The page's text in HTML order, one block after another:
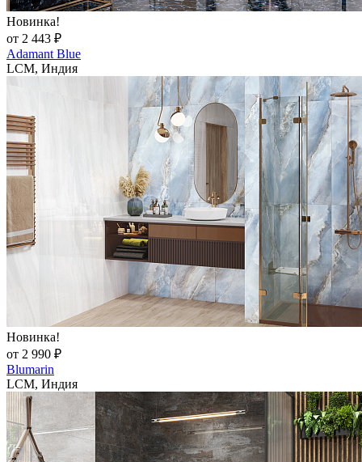
Новинка!
от 2 443 ₽
Adamant Blue
LCM, Индия
Новинка!
от 2 990 ₽
Blumarin
LCM, Индия